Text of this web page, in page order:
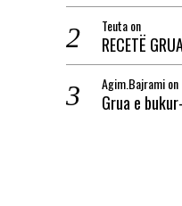
Teutaon
RECETË
Agim.Bajramion
Grua e